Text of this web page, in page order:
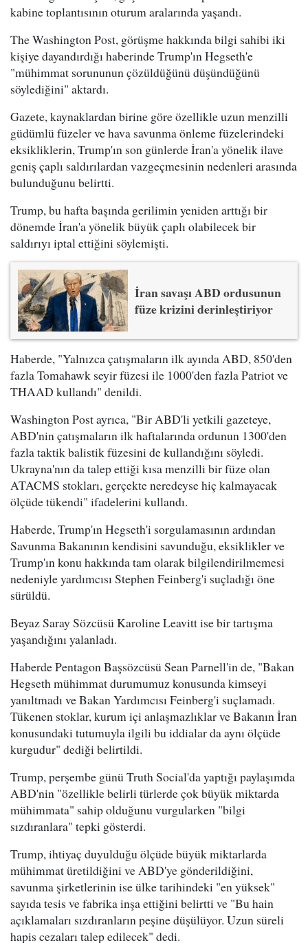
kabine toplantısının oturum aralarında yaşandı.
The Washington Post, görüşme hakkında bilgi sahibi iki
kişiye dayandırdığı haberinde Trump'ın Hegseth'e
"mühimmat sorununun çözüldüğünü düşündüğünü
söylediğini" aktardı.
Gazete, kaynaklardan birine göre özellikle uzun menzilli
güdümlü füzeler ve hava savunma önleme füzelerindeki
eksikliklerin, Trump'ın son günlerde İran'a yönelik ilave
geniş çaplı saldırılardan vazgeçmesinin nedenleri arasında
bulunduğunu belirtti.
Trump, bu hafta başında gerilimin yeniden arttığı bir
dönemde İran'a yönelik büyük çaplı olabilecek bir
saldırıyı iptal ettiğini söylemişti.
İran savaşı ABD ordusunun
füze krizini derinleştiriyor
Haberde, "Yalnızca çatışmaların ilk ayında ABD, 850'den
fazla Tomahawk seyir füzesi ile 1000'den fazla Patriot ve
THAAD kullandı" denildi.
Washington Post ayrıca, "Bir ABD'li yetkili gazeteye,
ABD'nin çatışmaların ilk haftalarında ordunun 1300'den
fazla taktik balistik füzesini de kullandığını söyledi.
Ukrayna'nın da talep ettiği kısa menzilli bir füze olan
ATACMS stokları, gerçekte neredeyse hiç kalmayacak
ölçüde tükendi" ifadelerini kullandı.
Haberde, Trump'ın Hegseth'i sorgulamasının ardından
Savunma Bakanının kendisini savunduğu, eksiklikler ve
Trump'ın konu hakkında tam olarak bilgilendirilmemesi
nedeniyle yardımcısı Stephen Feinberg'i suçladığı öne
sürüldü.
Beyaz Saray Sözcüsü Karoline Leavitt ise bir tartışma
yaşandığını yalanladı.
Haberde Pentagon Başsözcüsü Sean Parnell'in de, "Bakan
Hegseth mühimmat durumumuz konusunda kimseyi
yanıltmadı ve Bakan Yardımcısı Feinberg'i suçlamadı.
Tükenen stoklar, kurum içi anlaşmazlıklar ve Bakanın İran
konusundaki tutumuyla ilgili bu iddialar da aynı ölçüde
kurgudur" dediği belirtildi.
Trump, perşembe günü Truth Social'da yaptığı paylaşımda
ABD'nin "özellikle belirli türlerde çok büyük miktarda
mühimmata" sahip olduğunu vurgularken "bilgi
sızdıranlara" tepki gösterdi.
Trump, ihtiyaç duyulduğu ölçüde büyük miktarlarda
mühimmat üretildiğini ve ABD'ye gönderildiğini,
savunma şirketlerinin ise ülke tarihindeki "en yüksek"
sayıda tesis ve fabrika inşa ettiğini belirtti ve "Bu hain
açıklamaları sızdıranların peşine düşülüyor. Uzun süreli
hapis cezaları talep edilecek" dedi.